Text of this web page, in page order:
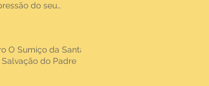
do seu
O Sumiço da Santa
Salvação do Padre